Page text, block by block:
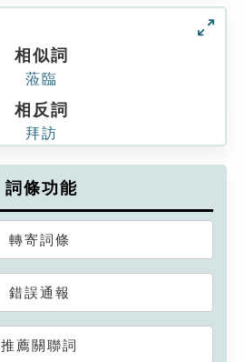
相似詞
蒞臨
相反詞
拜訪
詞條功能
轉寄詞條
錯誤通報
推薦關聯詞